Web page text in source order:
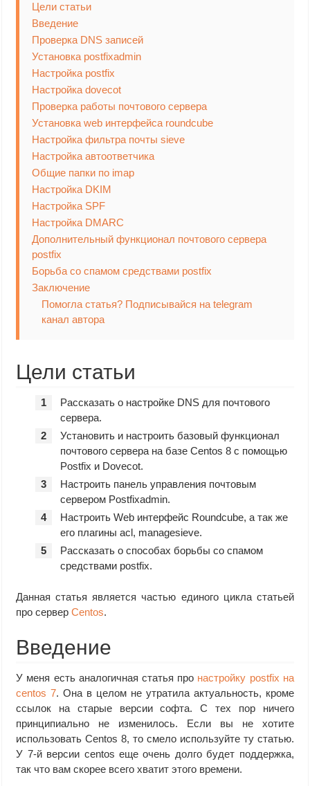
Цели статьи
Введение
Проверка DNS записей
Установка postfixadmin
Настройка postfix
Настройка dovecot
Проверка работы почтового сервера
Установка web интерфейса roundcube
Настройка фильтра почты sieve
Настройка автоответчика
Общие папки по imap
Настройка DKIM
Настройка SPF
Настройка DMARC
Дополнительный функционал почтового сервера
postfix
Борьба со спамом средствами postfix
Заключение
Помогла статья? Подписывайся на telegram
канал автора
Цели статьи
Рассказать о настройке DNS для почтового
сервера.
Установить и настроить базовый функционал
почтового сервера на базе Centos 8 с помощью
Postfix и Dovecot.
Настроить панель управления почтовым
сервером Postfixadmin.
Настроить Web интерфейс Roundcube, а так же
его плагины acl, managesieve.
Рассказать о способах борьбы со спамом
средствами postfix.
Данная статья является частью единого цикла статьей
про серверCentos.
Введение
У меня есть аналогичная статья про настройку postfix на
centos 7. Она в целом не утратила актуальность, кроме
ссылок на старые версии софта. С тех пор ничего
принципиально не изменилось. Если вы не хотите
использовать Centos 8, то смело используйте ту статью.
У 7-й версии centos еще очень долго будет поддержка,
так что вам скорее всего хватит этого времени.